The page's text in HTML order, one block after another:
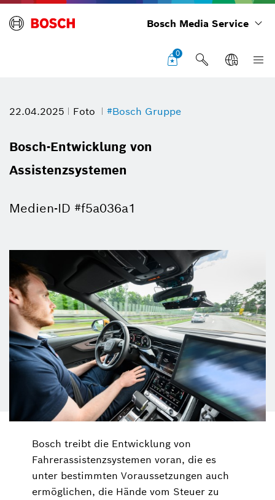
Bosch Media Service
0
22.04.2025 Foto #Bosch Gruppe
Bosch-Entwicklung von
Assistenzsystemen
Medien-ID #f5a036a1
Bosch treibt die Entwicklung von
Fahrerassistenzsystemen voran, die es
unter bestimmten Voraussetzungen auch
ermöglichen, die Hände vom Steuer zu